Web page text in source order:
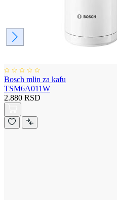
Bosch mlin za kafu
TSM6A011W
2.880 RSD